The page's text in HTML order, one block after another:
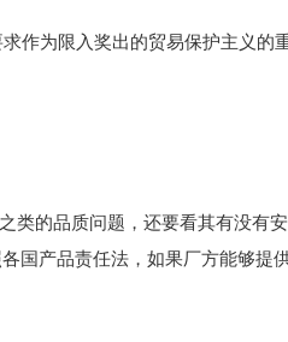
作为限入奖出的贸易保护主义
的品质问题，还要看其有没有
产品责任法，如果厂方能够提